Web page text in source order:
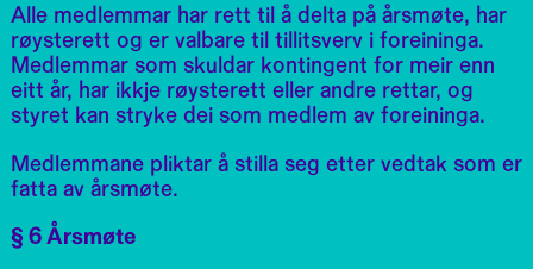
Alle medlemmar har rett til å delta på årsmøte, har
røysterett og er valbare til tillitsverv i foreininga.
Medlemmar som skuldar kontingent for meir enn
eitt år, har ikkje røysterett eller andre rettar, og
styret kan stryke dei som medlem av foreininga.
Medlemmane pliktar å stilla seg etter vedtak som er
fatta av årsmøte.
§ 6 Årsmøte